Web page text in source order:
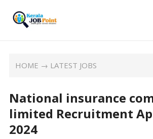
HOME → LATEST JOBS
National insurance
limited Recruitment
2024